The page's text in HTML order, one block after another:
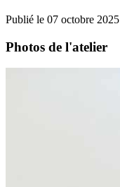
Publié le 07 octobre 2025
Photos de l'atelier